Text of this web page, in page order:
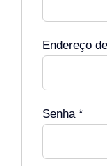
Endereço
Senha *